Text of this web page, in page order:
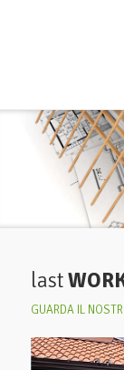
last
GUARDA IL